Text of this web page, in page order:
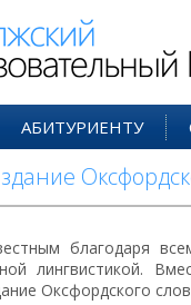
АБИТУРИЕНТУ
благодаря
лингвистикой.
Оксфордского